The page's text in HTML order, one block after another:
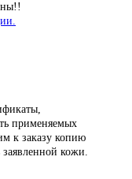
применяемых
к заказу копию
кожи.